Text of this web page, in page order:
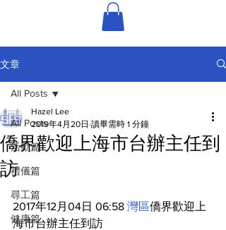
文章
All Posts
活動篇
禮儀篇
尋工篇
健康篇
All Posts
僑界歡迎上海市台辦主任到
訪
Hazel Lee
2019年4月20日 讀畢需時 1 分鐘
2017年12月04日 06:58 灣區僑界歡迎上
海市台辦主任到訪